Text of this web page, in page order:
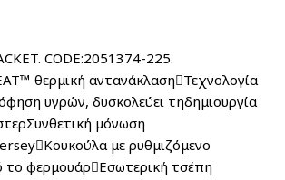
JACKET. CODE:2051374-225.
υγρών, δυσκολεύει τηδημιουργία
μόνωση
με ρυθμιζόμενο
φερμουάρΕσωτερική τσέπη